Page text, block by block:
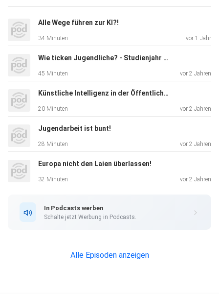
Alle Wege führen zur KI?!
34 Minuten vor 1 Jahr
Wie ticken Jugendliche? - Studienjahr 2024
45 Minuten vor 2 Jahren
Künstliche Intelligenz in der Öffentlichkeitsarbeit
20 Minuten vor 2 Jahren
Jugendarbeit ist bunt!
28 Minuten vor 2 Jahren
Europa nicht den Laien überlassen!
32 Minuten vor 2 Jahren
In Podcasts werben
Schalte jetzt Werbung in Podcasts.
Alle Episoden anzeigen